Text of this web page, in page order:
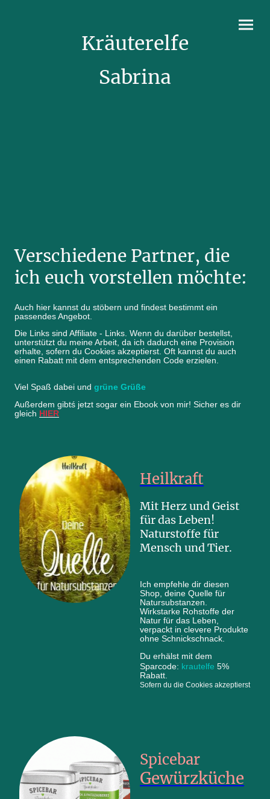
Kräuterelfe
Sabrina
Verschiedene Partner, die
ich euch vorstellen möchte:
Auch hier kannst du stöbern und findest bestimmt ein
passendes Angebot.
Die Links sind Affiliate - Links. Wenn du darüber bestellst,
unterstützt du meine Arbeit, da ich dadurch eine Provision
erhalte, sofern du Cookies akzeptierst. Oft kannst du auch
einen Rabatt mit dem entsprechenden Code erzielen.
Viel Spaß dabei und grüne Grüße
Außerdem gibtś jetzt sogar ein Ebook von mir! Sicher es dir
gleich HIER
Heilkraft
Mit Herz und Geist
für das Leben!
Naturstoffe für
Mensch und Tier.
Ich empfehle dir diesen
Shop, deine Quelle für
Natursubstanzen.
Wirkstarke Rohstoffe der
Natur für das Leben,
verpackt in clevere Produkte
ohne Schnickschnack.
Du erhälst mit dem
Sparcode: krautelfe 5%
Rabatt.
Sofern du die Cookies akzeptierst
Spicebar
Gewürzküche